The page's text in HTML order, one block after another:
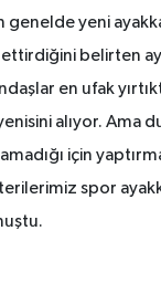
genelde yeni
belirten
en ufak
alıyor. Ama
için
spor